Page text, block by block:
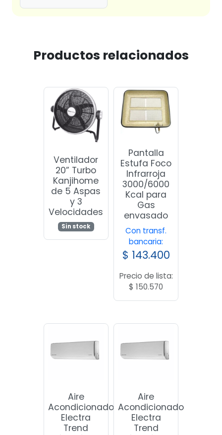
Productos relacionados
Ventilador
20” Turbo
Kanjihome
de 5 Aspas
y 3
Velocidades
Sin stock
Pantalla
Estufa Foco
Infrarroja
3000/6000
Kcal para
Gas
envasado
Con transf.
bancaria:
$ 143.400
Precio de lista:
$ 150.570
Aire
Acondicionado
Electra
Trend
Aire
Acondicionado
Electra
Trend